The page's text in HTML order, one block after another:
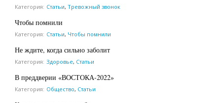
Категория: Статьи, Тревожный звонок
Чтобы помнили
Категория: Статьи, Чтобы помнили
Не ждите, когда сильно заболит
Категория: Здоровье, Статьи
В преддверии «ВОСТОКА-2022»
Категория: Общество, Статьи